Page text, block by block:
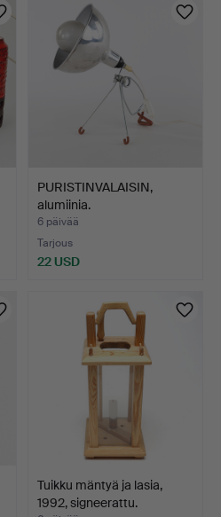
PURISTINVALAISIN,
alumiinia.
6 päivää
Tarjous
22 USD
Tuikku mäntyä ja lasia,
1992, signeerattu.